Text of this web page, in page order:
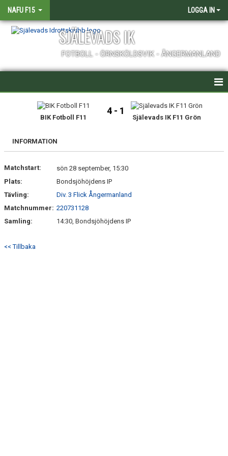
NAFU F15 LOGGA IN
SJÄLEVADS IK
FOTBOLL - ÖRNSKÖLDSVIK - ÅNGERMANLAND
KALENDER
MATCHER
BILDGALLERI
BIK Fotboll F11
4 - 1
Själevads IK F11 Grön
INFORMATION
Matchstart:
sön 28 september, 15:30
Plats:
Bondsjöhöjdens IP
Tävling:
Div. 3 Flick Ångermanland
Matchnummer: 220731128
Samling:
14:30, Bondsjöhöjdens IP
<< Tillbaka